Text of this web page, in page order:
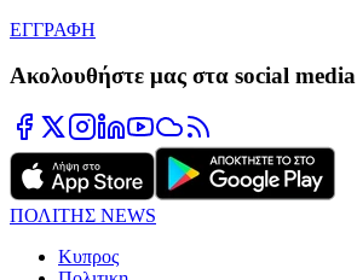
ΕΓΓΡΑΦΗ
Ακολουθήστε μας στα social media
ΠΟΛΙΤΗΣ NEWS
Κυπρος